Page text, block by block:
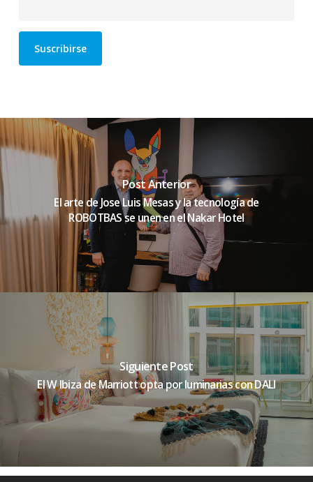
Post Anterior
El arte de Jose Luis Mesas y la tecnología de
ROBOTBAS se unen en el Nakar Hotel
Siguiente Post
El W Ibiza de Marriott opta por luminarias con DALI